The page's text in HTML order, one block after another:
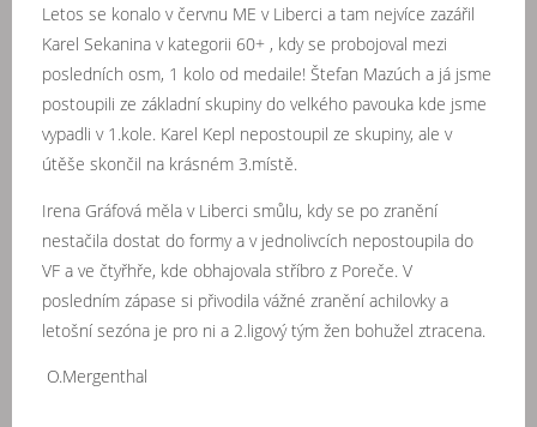
Letos se konalo v červnu ME v Liberci a tam nejvíce zazářil
Karel Sekanina v kategorii 60+ , kdy se probojoval mezi
posledních osm, 1 kolo od medaile! Štefan Mazúch a já jsme
postoupili ze základní skupiny do velkého pavouka kde jsme
vypadli v 1.kole. Karel Kepl nepostoupil ze skupiny, ale v
útěše skončil na krásném 3.místě.
Irena Gráfová měla v Liberci smůlu, kdy se po zranění
nestačila dostat do formy a v jednolivcích nepostoupila do
VF a ve čtyřhře, kde obhajovala stříbro z Poreče. V
posledním zápase si přivodila vážné zranění achilovky a
letošní sezóna je pro ni a 2.ligový tým žen bohužel ztracena.
O.Mergenthal